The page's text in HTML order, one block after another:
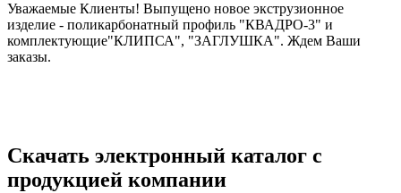
Уважаемые Клиенты! Выпущено новое экструзионное
изделие - поликарбонатный профиль "КВАДРО-3" и
комплектующие"КЛИПСА", "ЗАГЛУШКА". Ждем Ваши
заказы.
Скачать электронный каталог с
продукцией компании